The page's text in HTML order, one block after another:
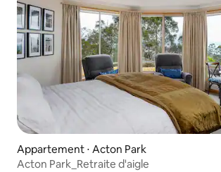
Appartement ⋅ Acton Park
Acton Park_Retraite d'aigle